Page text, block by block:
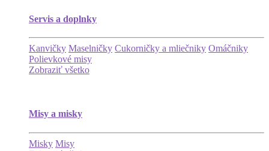
Servis a doplnky
Kanvičky Maselničky Cukorničky a mliečniky Omáčniky
Polievkové misy
Zobraziť všetko
Misy a misky
Misky Misy